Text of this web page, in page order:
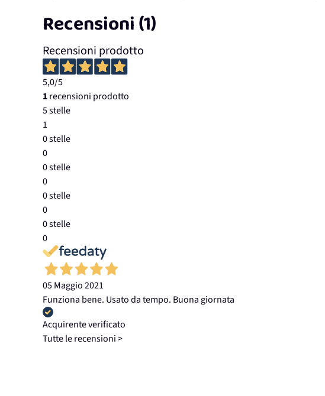
Recensioni (1)
Recensioni prodotto
5,0/5
1recensioni prodotto
5 stelle
1
0 stelle
0
0 stelle
0
0 stelle
0
0 stelle
0
05 Maggio 2021
Funziona bene. Usato da tempo. Buona giornata
Acquirente verificato
Tutte le recensioni >